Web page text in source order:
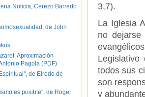
3,7).
La Iglesia
no dejarse
todos sus
son
y
Noticia, Cerezo Barredo
de John
Aproximación
Pagola (PDF)
de Elredo de
es posible", de Roger